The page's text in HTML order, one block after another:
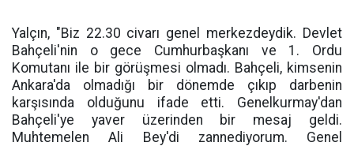
Yalçın, "Biz 22.30 civarı genel merkezdeydik. Devlet
Bahçeli'nin o gece Cumhurbaşkanı ve 1. Ordu
Komutanı ile bir görüşmesi olmadı. Bahçeli, kimsenin
Ankara'da olmadığı bir dönemde çıkıp darbenin
karşısında olduğunu ifade etti. Genelkurmay'dan
Bahçeli'ye yaver üzerinden bir mesaj geldi.
Muhtemelen Ali Bey'di zannediyorum. Genel